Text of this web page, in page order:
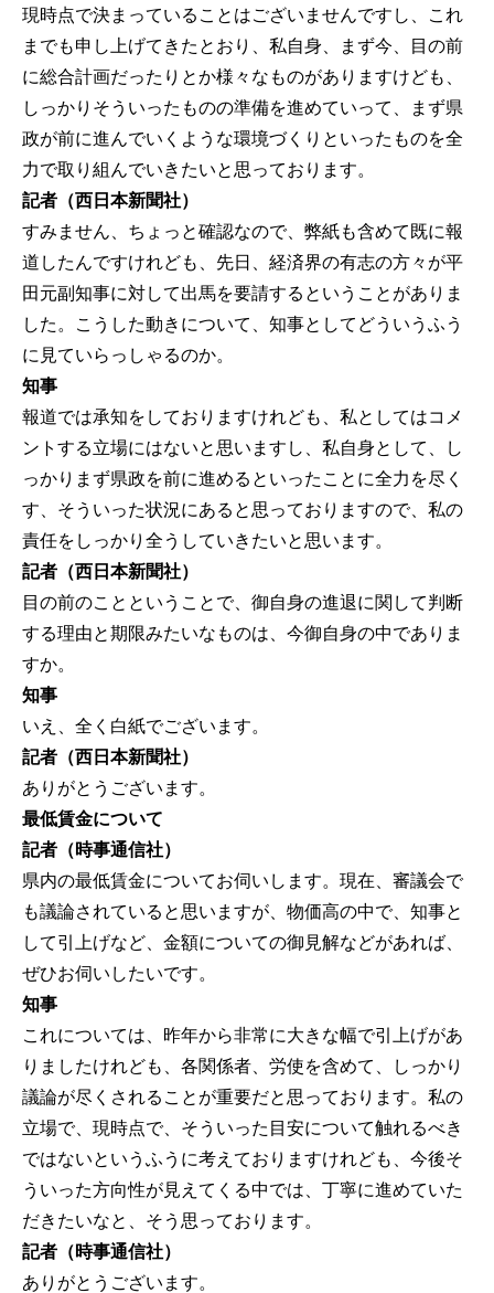
現時点で決まっていることはございませんですし、これ
までも申し上げてきたとおり、私自身、まず今、目の前
に総合計画だったりとか様々なものがありますけども、
しっかりそういったものの準備を進めていって、まず県
政が前に進んでいくような環境づくりといったものを全
力で取り組んでいきたいと思っております。
記者（西日本新聞社）
すみません、ちょっと確認なので、弊紙も含めて既に報
道したんですけれども、先日、経済界の有志の方々が平
田元副知事に対して出馬を要請するということがありま
した。こうした動きについて、知事としてどういうふう
に見ていらっしゃるのか。
知事
報道では承知をしておりますけれども、私としてはコメ
ントする立場にはないと思いますし、私自身として、し
っかりまず県政を前に進めるといったことに全力を尽く
す、そういった状況にあると思っておりますので、私の
責任をしっかり全うしていきたいと思います。
記者（西日本新聞社）
目の前のことということで、御自身の進退に関して判断
する理由と期限みたいなものは、今御自身の中でありま
すか。
知事
いえ、全く白紙でございます。
記者（西日本新聞社）
ありがとうございます。
最低賃金について
記者（時事通信社）
県内の最低賃金についてお伺いします。現在、審議会で
も議論されていると思いますが、物価高の中で、知事と
して引上げなど、金額についての御見解などがあれば、
ぜひお伺いしたいです。
知事
これについては、昨年から非常に大きな幅で引上げがあ
りましたけれども、各関係者、労使を含めて、しっかり
議論が尽くされることが重要だと思っております。私の
立場で、現時点で、そういった目安について触れるべき
ではないというふうに考えておりますけれども、今後そ
ういった方向性が見えてくる中では、丁寧に進めていた
だきたいなと、そう思っております。
記者（時事通信社）
ありがとうございます。